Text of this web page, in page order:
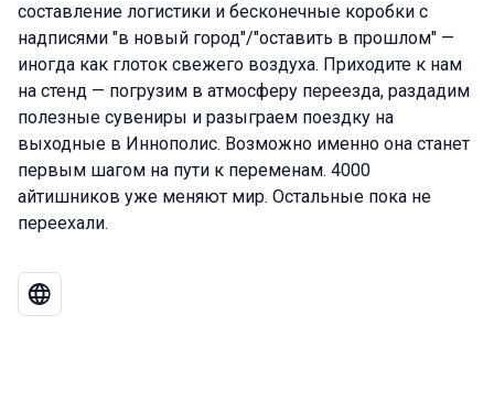
составление логистики и бесконечные коробки с
надписями "в новый город"/"оставить в прошлом" —
иногда как глоток свежего воздуха. Приходите к нам
на стенд — погрузим в атмосферу переезда, раздадим
полезные сувениры и разыграем поездку на
выходные в Иннополис. Возможно именно она станет
первым шагом на пути к переменам. 4000
айтишников уже меняют мир. Остальные пока не
переехали.